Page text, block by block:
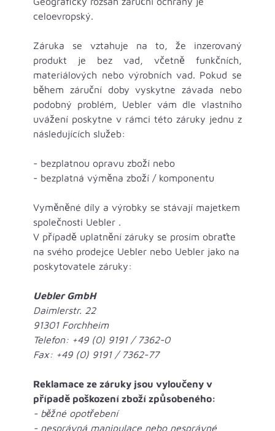
celoevropský.
Záruka se vztahuje na to, že inzerovaný
produkt je bez vad, včetně funkčních,
materiálových nebo výrobních vad. Pokud se
během záruční doby vyskytne závada nebo
podobný problém, Uebler vám dle vlastního
uvážení poskytne v rámci této záruky jednu z
následujících služeb:
- bezplatnou opravu zboží nebo
- bezplatná výměna zboží / komponentu
Vyměněné díly a výrobky se stávají majetkem
společnosti Uebler .
V případě uplatnění záruky se prosím obraťte
na svého prodejce Uebler nebo Uebler jako na
poskytovatele záruky:
Uebler GmbH
Daimlerstr. 22
91301 Forchheim
Telefon: +49 (0) 9191 / 7362-0
Fax: +49 (0) 9191 / 7362-77
Reklamace ze záruky jsou vyloučeny v
případě poškození zboží způsobeného:
- běžné opotřebení
- nesprávná manipulace nebo nesprávné